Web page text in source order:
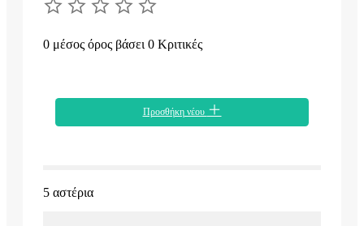
0 μέσος όρος βάσει 0 Κριτικές
Προσθήκη νέου
5 αστέρια